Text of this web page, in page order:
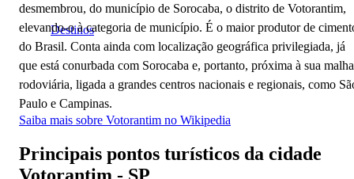
Destinos
desmembrou, do município de Sorocaba, o distrito de Votorantim,
elevando-o à categoria de município. É o maior produtor de
do Brasil. Conta ainda com localização geográfica privilegiada, já
que está conurbada com Sorocaba e, portanto, próxima à sua malha
rodoviária, ligada a grandes centros nacionais e regionais, como
Paulo e Campinas.
Saiba mais sobre Votorantim no Wikipedia
Principais pontos turísticos da cidade
Votorantim - SP